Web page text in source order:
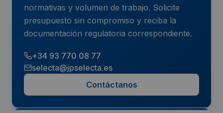
normativas y volumen de trabajo. Solicite
presupuesto sin compromiso y reciba la
documentación regulatoria correspondiente.
+34 93 770 08 77
selecta@jpselecta.es
Contáctanos